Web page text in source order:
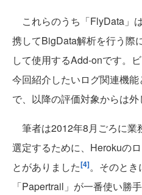
これらのうち「FlyData」
携してBigData解析を行う際
して使用するAdd-onです。
今回紹介したいログ関連機
で、以降の評価対象からは外
筆者は2012年8月ごろに業
選定するために、Herokuの
とがありました[4]。そのと
「Papertrail」が一番使い勝